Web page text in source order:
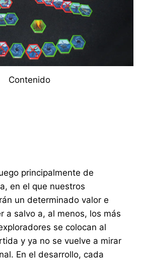
Contenido
principalmente de
en el que nuestros
un determinado valor e
a salvo a, al menos, los más
se colocan al
y ya no se vuelve a mirar
En el desarrollo, cada